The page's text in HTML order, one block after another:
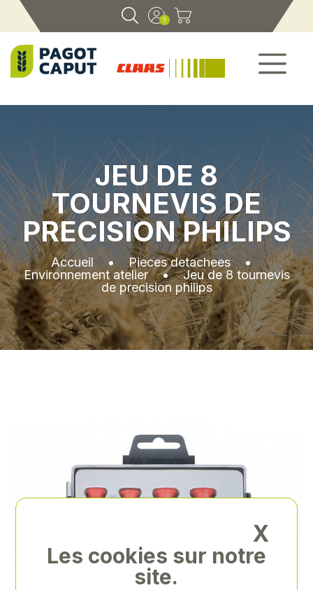
JEU DE 8
TOURNEVIS DE
PRECISION PHILIPS
Accueil•Pieces detachees•
Environnement atelier•Jeu de 8 tournevis
de precision philips
X
Les cookies sur notre
site.